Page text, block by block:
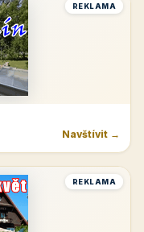
REKLAMA
Navštívit →
REKLAMA